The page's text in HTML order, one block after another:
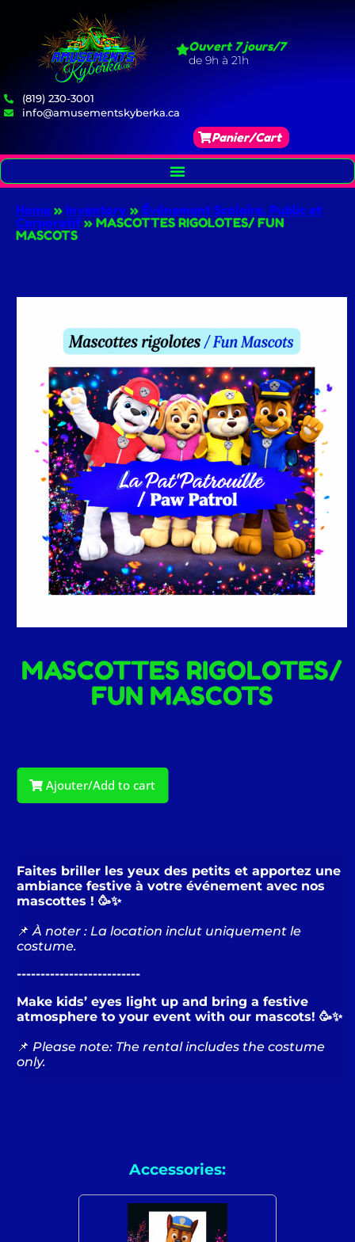
Ouvert 7 jours/7
de 9h à 21h
(819) 230-3001
info@amusementskyberka.ca
Panier/Cart
Home » Inventory » Événement Scolaire, Public et
Corporatif » MASCOTTES RIGOLOTES/ FUN
MASCOTS
MASCOTTES RIGOLOTES/
FUN MASCOTS
Ajouter/Add to cart
Faites briller les yeux des petits et apportez une
ambiance festive à votre événement avec nos
mascottes ! 🥳✨
📌À noter : La location inclut uniquement le
costume.
--------------------------
Make kids’ eyes light up and bring a festive
atmosphere to your event with our mascots! 🥳✨
📌 Please note: The rental includes the costume
only.
Accessories: